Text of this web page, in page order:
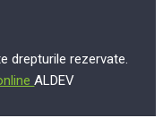
drepturile rezervate.
ALDEV